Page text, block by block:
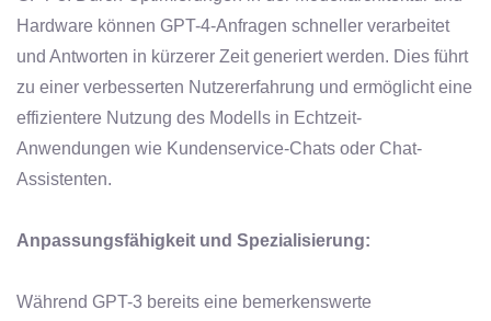
Hardware können GPT-4-Anfragen schneller verarbeitet
und Antworten in kürzerer Zeit generiert werden. Dies führt
zu einer verbesserten Nutzererfahrung und ermöglicht eine
effizientere Nutzung des Modells in Echtzeit-
Anwendungen wie Kundenservice-Chats oder Chat-
Assistenten.
Anpassungsfähigkeit und Spezialisierung:
Während GPT-3 bereits eine bemerkenswerte